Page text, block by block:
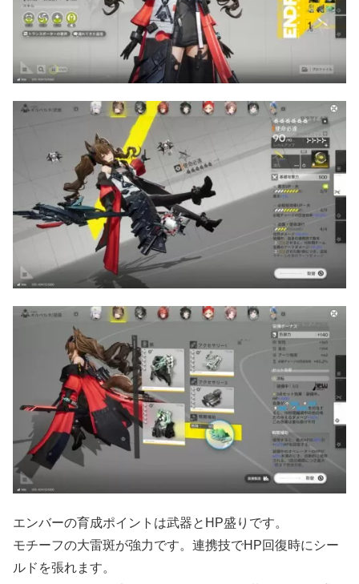
エンバーの育成ポイントは武器とHP盛りです。
モチーフの大雷斑が強力です。連携技でHP回復時にシー
ルドを張れます。